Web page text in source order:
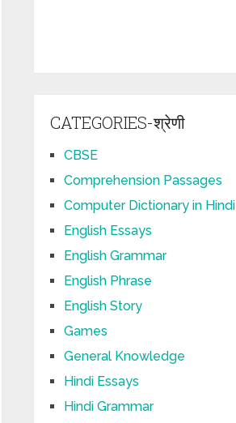
CATEGORIES-श्रेणी
CBSE
Comprehension Passages
Computer Dictionary in Hindi
English Essays
English Grammar
English Phrase
English Story
Games
General Knowledge
Hindi Essays
Hindi Grammar